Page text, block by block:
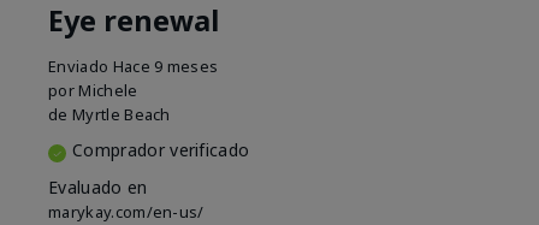
Eye renewal
Enviado Hace 9 meses
por Michele
de Myrtle Beach
Comprador verificado
Evaluado en
marykay.com/en-us/